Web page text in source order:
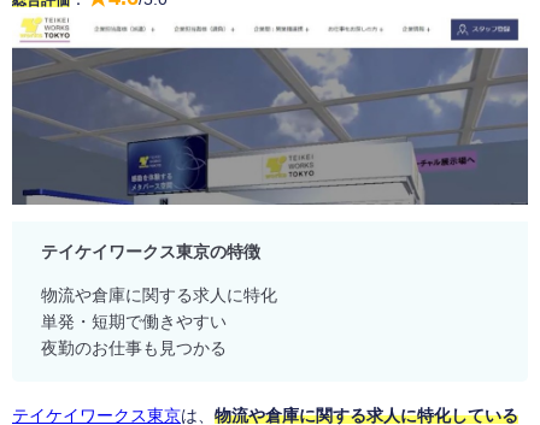
テイケイワークス東京の特徴
物流や倉庫に関する求人に特化
単発・短期で働きやすい
夜勤のお仕事も見つかる
テイケイワークス東京は、 物流や倉庫に関する求人に特化している